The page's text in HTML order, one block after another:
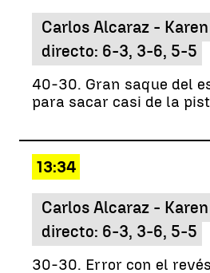
Carlos Alcaraz -
directo: 6-3, 3-6, 5-5
40-30. Gran saque del
para sacar casi de la
13:34
Carlos Alcaraz -
directo: 6-3, 3-6, 5-5
30-30. Error con el